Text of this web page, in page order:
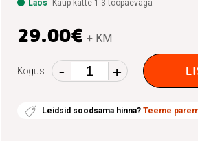
Laos Kaup kätte 1-3 tööpäevaga
29.00€ + KM
Kogus -
Pakketeibi
hoidik
+
Leidsid soodsama hinna? Teeme